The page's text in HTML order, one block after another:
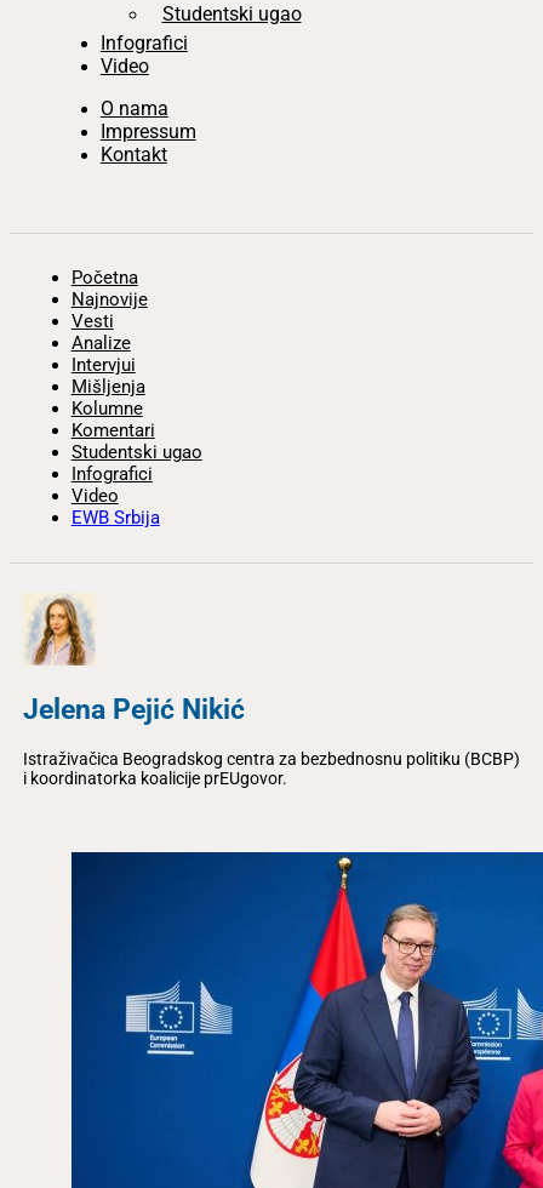
Studentski ugao
Infografici
Video
O nama
Impressum
Kontakt
Početna
Najnovije
Vesti
Analize
Intervjui
Mišljenja
Kolumne
Komentari
Studentski ugao
Infografici
Video
EWB Srbija
Jelena Pejić Nikić
Istraživačica Beogradskog centra za bezbednosnu politiku (BCBP)
i koordinatorka koalicije prEUgovor.